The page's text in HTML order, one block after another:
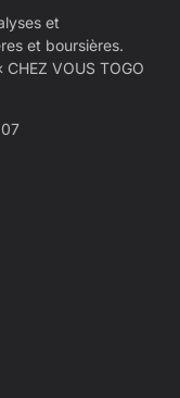
et
et boursières.
VOUS TOGO